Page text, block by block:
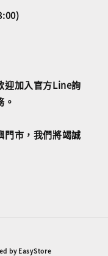
迎加入官方Line詢
。
門市，我們將竭誠
by EasyStore